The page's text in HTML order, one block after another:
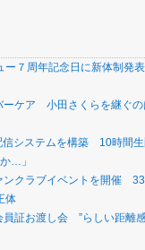
ー７周年記念日に新体制発
ーケア 小田さくらを継ぐ
信システムを構築 10時間
…」
ンクラブイベントを開催
体
証お渡し会 ”らしい距離